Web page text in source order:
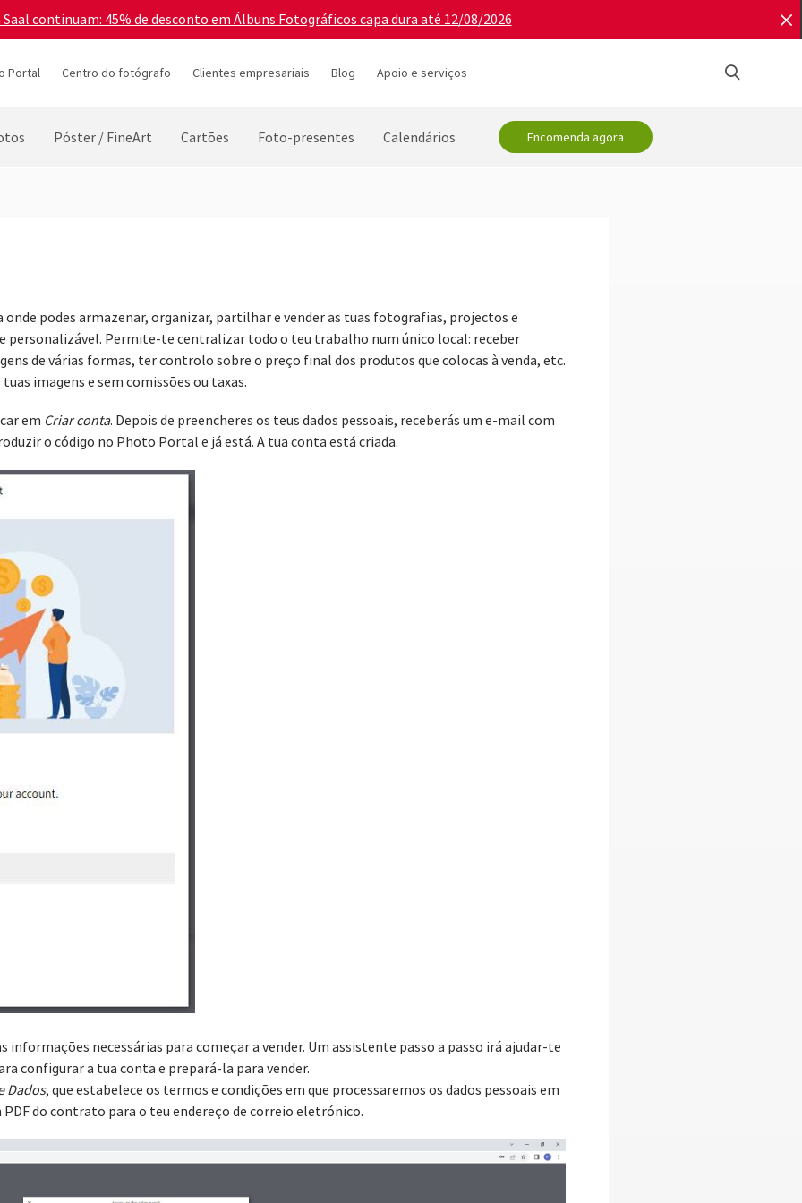
Saal continuam: 45% de desconto em Álbuns Fotográficos capa dura até 12/08/2026
Portal Centro do fotógrafo Clientes empresariais Blog Apoio e serviços
Póster / FineArt Cartões Foto-presentes Calendários Encomenda agora
podes armazenar, organizar, partilhar e vender as tuas fotografias, projectos e
Permite-te centralizar todo o teu trabalho num único local: receber
de várias formas, ter controlo sobre o preço final dos produtos que colocas à venda, etc.
imagens e sem comissões ou taxas.
em Criar conta. Depois de preencheres os teus dados pessoais, receberás um e-mail com
o código no Photo Portal e já está. A tua conta está criada.
informações necessárias para começar a vender. Um assistente passo a passo irá ajudar-te
configurar a tua conta e prepará-la para vender.
Dados, que estabelece os termos e condições em que processaremos os dados pessoais em
do contrato para o teu endereço de correio eletrónico.